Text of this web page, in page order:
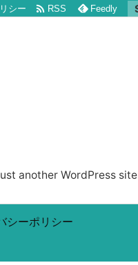
another WordPress site
シーポリシー
シー  RSS Feedly